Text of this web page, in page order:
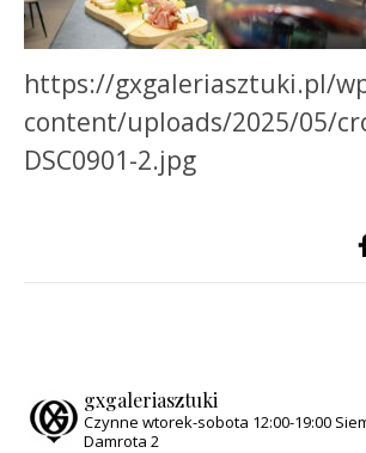
https://gxgaleriasztuki.pl/
content/uploads/2025/05/
DSC0901-2.jpg
gxgaleriasztuki
Czynne wtorek-sobota 12:00-19:00
Damrota 2